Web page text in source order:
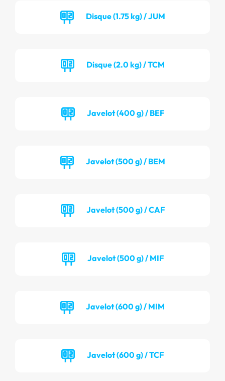
Disque (1.75 kg) / JUM
Disque (2.0 kg) / TCM
Javelot (400 g) / BEF
Javelot (500 g) / BEM
Javelot (500 g) / CAF
Javelot (500 g) / MIF
Javelot (600 g) / MIM
Javelot (600 g) / TCF